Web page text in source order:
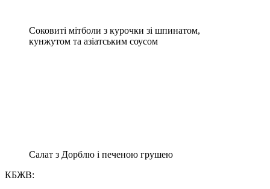
Соковиті мітболи з курочки зі шпинатом,
кунжутом та азіатським соусом
Салат з Дорблю і печеною грушею
КБЖВ: